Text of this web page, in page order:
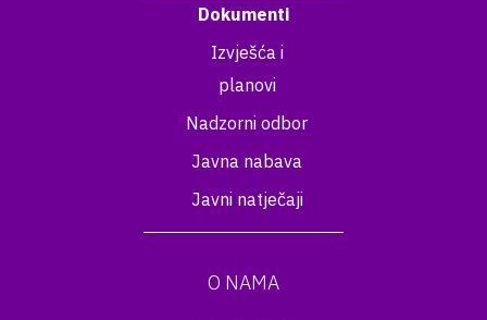
Dokumenti
Izvješća i
planovi
Nadzorni odbor
Javna nabava
Javni natječaji
O NAMA